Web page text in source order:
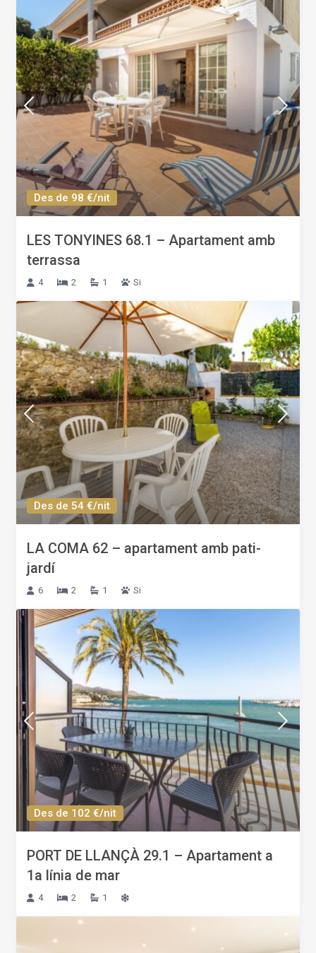
Des de 98 €/nit
LES TONYINES 68.1 – Apartament amb
terrassa
4 2 1 Si
Des de 54 €/nit
LA COMA 62 – apartament amb pati-
jardí
6 2 1 Si
Des de 102 €/nit
PORT DE LLANÇÀ 29.1 – Apartament a
1a línia de mar
4 2 1